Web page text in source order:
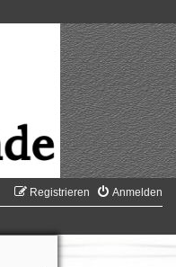
Anmelden
Registrieren